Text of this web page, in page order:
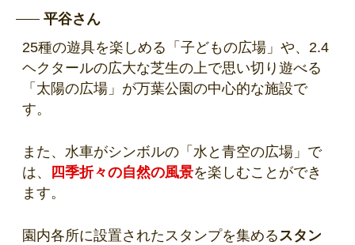
平谷さん
25種の遊具を楽しめる「子どもの広場」や、2.4
ヘクタールの広大な芝生の上で思い切り遊べる
「太陽の広場」が万葉公園の中心的な施設で
す。
また、水車がシンボルの「水と青空の広場」で
は、
四季折々の自然の風景を楽しむことができ
ます。
園内各所に設置されたスタンプを集めるスタン